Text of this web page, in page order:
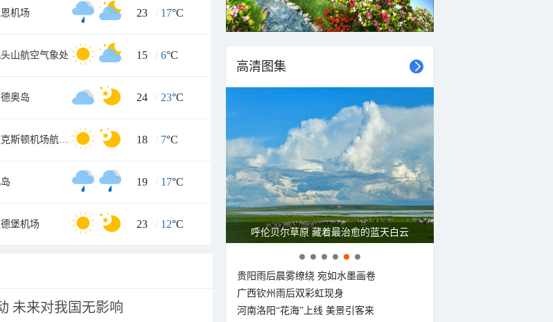
机场 23 / 17°C
山航空气象处 15 / 6°C
奥岛 24 / 23°C
班克斯顿机场航空气象处 18 / 7°C
19 / 17°C
堡机场 23 / 12°C
未来对我国无影响
高清图集
呼伦贝尔草原 藏着最治愈的蓝天白云
贵阳雨后晨雾缭绕 宛如水墨画卷
广西钦州雨后双彩虹现身
河南洛阳“花海”上线 美景引客来